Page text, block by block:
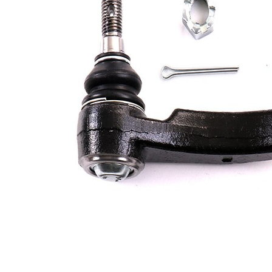
Articol
extins/Informatii
de extindere
Dimensiune
filet 1
Numar articol
par